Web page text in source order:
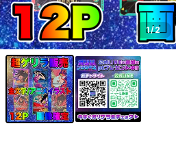
1/2